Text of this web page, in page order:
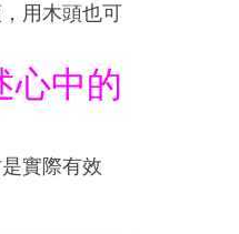
用木頭也可
心中的
實際有效